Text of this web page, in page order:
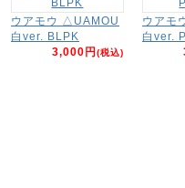
ウアモウ △UAMOU
白ver. BLPK
3,000円(税込)
ウアモ
白ver.